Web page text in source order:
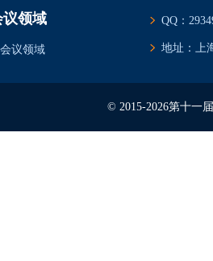
议领域
会议领域
QQ：
地址：上
© 2015-2026第十一